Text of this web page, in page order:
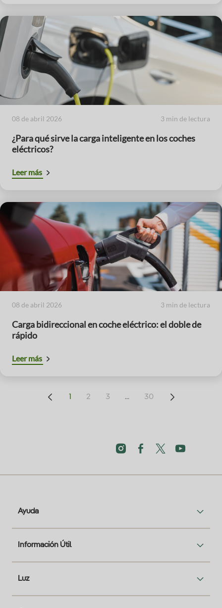
08 de abril 2026 3 min de lectura
¿Para qué sirve la carga inteligente en los coches
eléctricos?
Leer más
08 de abril 2026 3 min de lectura
Carga bidireccional en coche eléctrico: el doble de
rápido
Leer más
1 2 3 ... 30
Ayuda
Información Útil
Luz